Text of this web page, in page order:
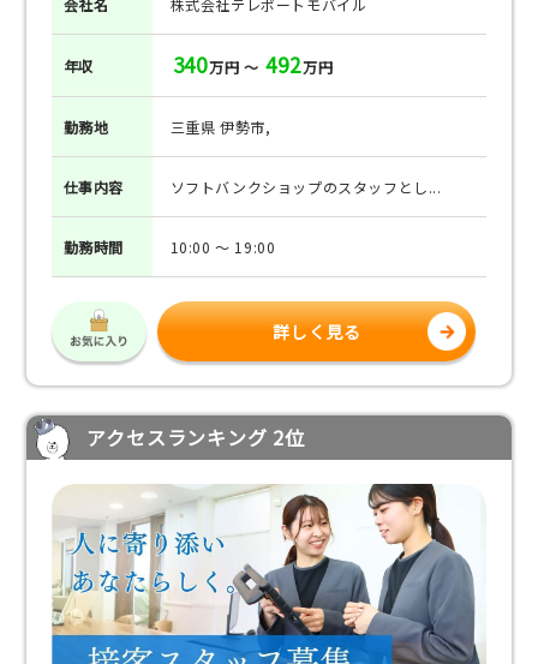
年収 340万円 ～ 492万円
勤務地 三重県 伊勢市,
仕事内容 ソフトバンクショップのスタッフとし...
勤務時間 10:00 ～ 19:00
詳しく見る
アクセスランキング 2位